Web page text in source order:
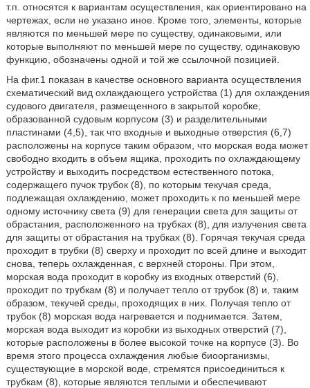
т.п. относятся к вариантам осуществления, как ориентировано на
чертежах, если не указано иное. Кроме того, элементы, которые
являются по меньшей мере по существу, одинаковыми, или
которые выполняют по меньшей мере по существу, одинаковую
функцию, обозначены одной и той же ссылочной позицией.
На фиг.1 показан в качестве основного варианта осуществления
схематический вид охлаждающего устройства (1) для охлаждения
судового двигателя, размещенного в закрытой коробке,
образованной судовым корпусом (3) и разделительными
пластинами (4,5), так что входные и выходные отверстия (6,7)
расположены на корпусе таким образом, что морская вода может
свободно входить в объем ящика, проходить по охлаждающему
устройству и выходить посредством естественного потока,
содержащего пучок трубок (8), по которым текучая среда,
подлежащая охлаждению, может проходить к по меньшей мере
одному источнику света (9) для генерации света для защиты от
обрастания, расположенного на трубках (8), для излучения света
для защиты от обрастания на трубках (8). Горячая текучая среда
проходит в трубки (8) сверху и проходит по всей длине и выходит
снова, теперь охлажденная, с верхней стороны. При этом,
морская вода проходит в коробку из входных отверстий (6),
проходит по трубкам (8) и получает тепло от трубок (8) и, таким
образом, текучей среды, проходящих в них. Получая тепло от
трубок (8) морская вода нагревается и поднимается. Затем,
морская вода выходит из коробки из выходных отверстий (7),
которые расположены в более высокой точке на корпусе (3). Во
время этого процесса охлаждения любые биоорганизмы,
существующие в морской воде, стремятся присоединиться к
трубкам (8), которые являются теплыми и обеспечивают